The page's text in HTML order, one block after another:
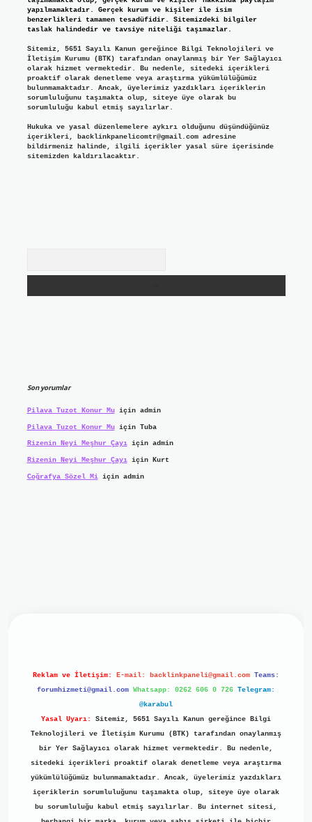
yapılmamaktadır. Gerçek kurum ve kişiler ile isim
benzerlikleri tamamen tesadüfidir. Sitemizdeki bilgiler
taslak halindedir ve tavsiye niteliği taşımazlar.
Sitemiz, 5651 Sayılı Kanun gereğince Bilgi Teknolojileri ve
İletişim Kurumu (BTK) tarafından onaylanmış bir Yer Sağlayıcı
olarak hizmet vermektedir. Bu nedenle, sitedeki içerikleri
proaktif olarak denetleme veya araştırma yükümlülüğümüz
bulunmamaktadır. Ancak, üyelerimiz yazdıkları içeriklerin
sorumluluğunu taşımakta olup, siteye üye olarak bu
sorumluluğu kabul etmiş sayılırlar.
Hukuka ve yasal düzenlemelere aykırı olduğunu düşündüğünüz
içerikleri, backlinkpanelicomtr@gmail.comadresine
bildirmeniz halinde, ilgili içerikler yasal süre içerisinde
sitemizden kaldırılacaktır.
Son yorumlar
Pilava Tuzot Konur Muiçin admin
Pilava Tuzot Konur Muiçin Tuba
Rizenin Neyi Meşhur Çayıiçin admin
Rizenin Neyi Meşhur Çayıiçin Kurt
Coğrafya Sözel Miiçin admin
Reklam ve İletişim: E-mail: backlinkpaneli@gmail.com Teams:
forumhizmeti@gmail.com Whatsapp: 0262 606 0 726 Telegram:
@karabul
Yasal Uyarı:
Sitemiz, 5651 Sayılı Kanun gereğince Bilgi
Teknolojileri ve İletişim Kurumu (BTK) tarafından onaylanmış
bir Yer Sağlayıcı olarak hizmet vermektedir. Bu nedenle,
sitedeki içerikleri proaktif olarak denetleme veya araştırma
yükümlülüğümüz bulunmamaktadır. Ancak, üyelerimiz yazdıkları
içeriklerin sorumluluğunu taşımakta olup, siteye üye olarak
bu sorumluluğu kabul etmiş sayılırlar. Bu internet sitesi,